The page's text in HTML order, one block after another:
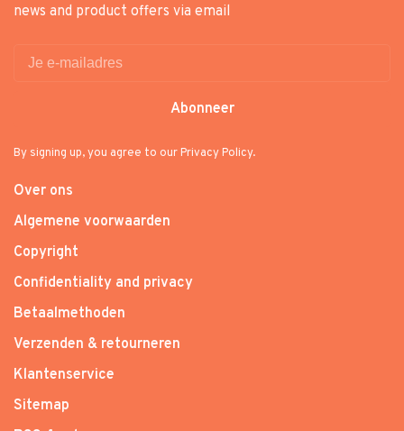
news and product offers via email
Abonneer
By signing up, you agree to our Privacy Policy.
Over ons
Algemene voorwaarden
Copyright
Confidentiality and privacy
Betaalmethoden
Verzenden & retourneren
Klantenservice
Sitemap